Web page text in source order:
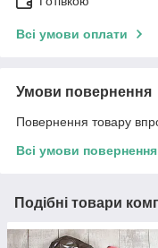
Всі умови оплати
Умови повернення
Повернення товару
Всі умови повернення
Подібні товари